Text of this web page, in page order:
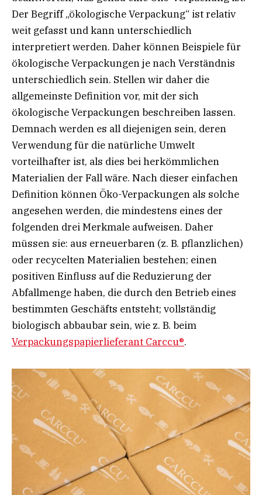
Der Begriff „ökologische Verpackung“ ist relativ
weit gefasst und kann unterschiedlich
interpretiert werden. Daher können Beispiele für
ökologische Verpackungen je nach Verständnis
unterschiedlich sein. Stellen wir daher die
allgemeinste Definition vor, mit der sich
ökologische Verpackungen beschreiben lassen.
Demnach werden es all diejenigen sein, deren
Verwendung für die natürliche Umwelt
vorteilhafter ist, als dies bei herkömmlichen
Materialien der Fall wäre. Nach dieser einfachen
Definition können Öko-Verpackungen als solche
angesehen werden, die mindestens eines der
folgenden drei Merkmale aufweisen. Daher
müssen sie: aus erneuerbaren (z. B. pflanzlichen)
oder recycelten Materialien bestehen; einen
positiven Einfluss auf die Reduzierung der
Abfallmenge haben, die durch den Betrieb eines
bestimmten Geschäfts entsteht; vollständig
biologisch abbaubar sein, wie z. B. beim
Verpackungspapierlieferant Carccu®.